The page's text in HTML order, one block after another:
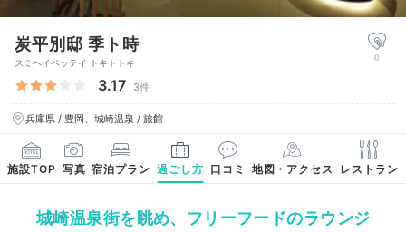
炭平別邸 季ト時
スミヘイベッテイ トキトトキ
3.17 3件
兵庫県 / 豊岡、城崎温泉 / 旅館
0
施設TOP 写真 宿泊プラン 過ごし方 口コミ 地図・アクセス レストラン
城崎温泉街を眺め、フリーフードのラウンジ